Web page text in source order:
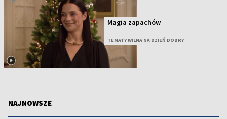
Magia zapachów
TEMATY WILNA NA DZIEŃ DOBRY
NAJNOWSZE